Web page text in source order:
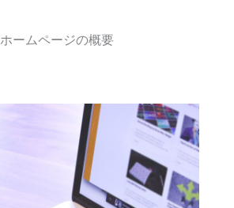
ホームページの概要